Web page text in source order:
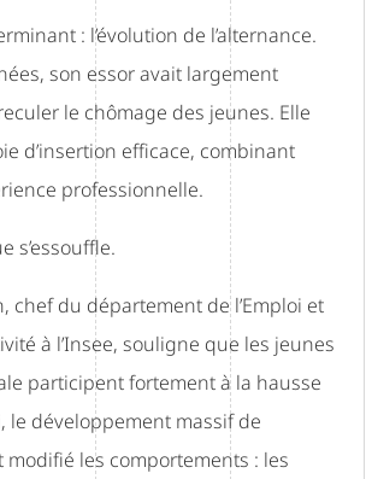
: l’évolution de l’alternance.
son essor avait largement
le chômage des jeunes. Elle
d’insertion efficace, combinant
professionnelle.
s’essouffle.
chef du département de l’Emploi et
à l’Insee, souligne que les jeunes
participent fortement à la hausse
le développement massif de
modifié les comportements : les